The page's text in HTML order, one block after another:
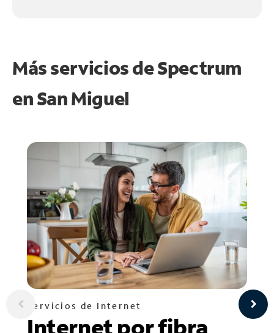
Más servicios de Spectrum
enSan Miguel
Servicios de Internet
Internet por fibra